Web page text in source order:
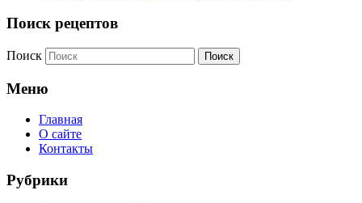
Поиск рецептов
Поиск
Меню
Главная
О сайте
Контакты
Рубрики